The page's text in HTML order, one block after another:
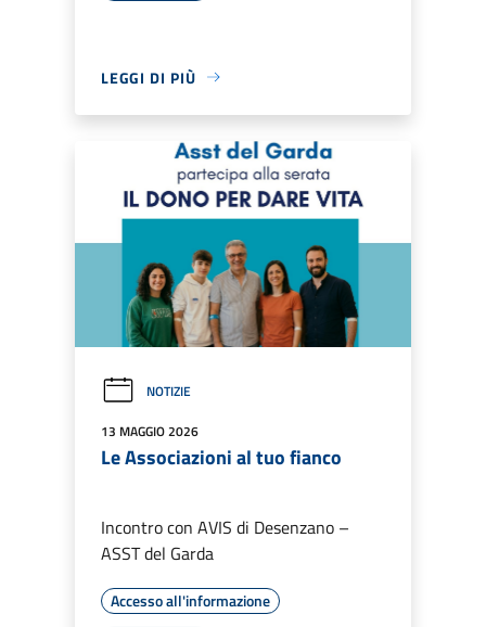
LEGGI DI PIÙ
NOTIZIE
13 MAGGIO 2026
Le Associazioni al tuo fianco
Incontro con AVIS di Desenzano –
ASST del Garda
Accesso all'informazione